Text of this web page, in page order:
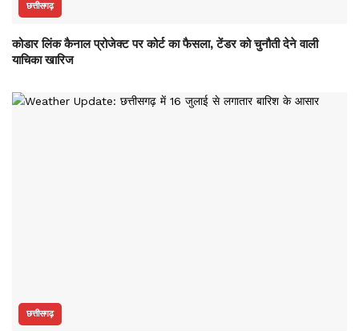
छत्तीसगढ़
कोडार लिंक कैनाल प्रोजेक्ट पर कोर्ट का फैसला, टेंडर को चुनौती देने वाली
याचिका खारिज
छत्तीसगढ़